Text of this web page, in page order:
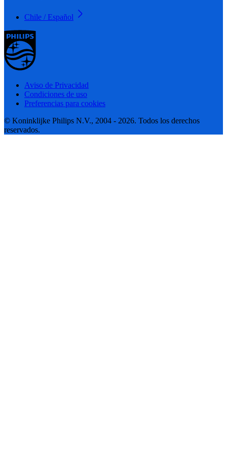
Chile / Español
Aviso de Privacidad
Condiciones de uso
Preferencias para cookies
© Koninklijke Philips N.V., 2004 - 2026. Todos los derechos
reservados.